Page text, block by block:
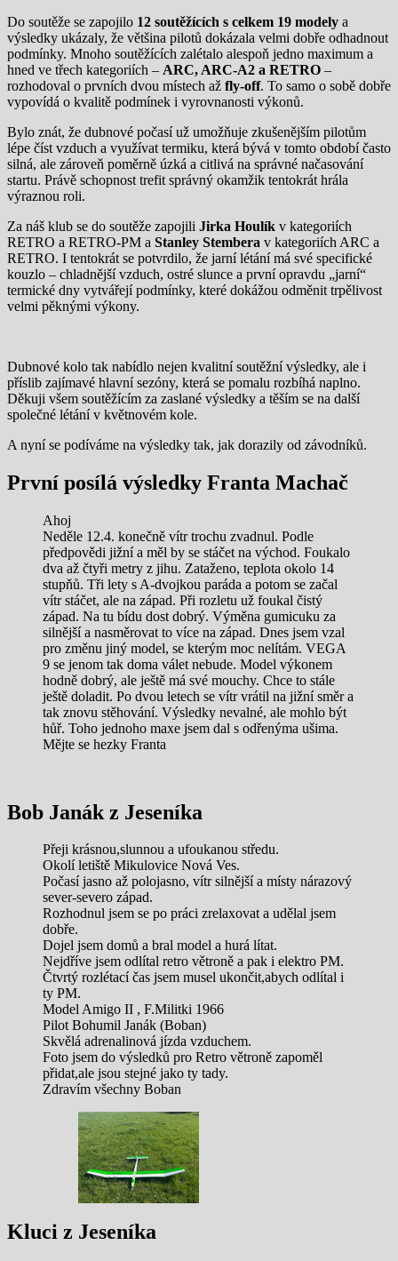
Do soutěže se zapojilo 12 soutěžících s celkem 19 modely a
výsledky ukázaly, že většina pilotů dokázala velmi dobře odhadnout
podmínky. Mnoho soutěžících zalétalo alespoň jedno maximum a
hned ve třech kategoriích – ARC, ARC-A2 a RETRO –
rozhodoval o prvních dvou místech až fly-off. To samo o sobě dobře
vypovídá o kvalitě podmínek i vyrovnanosti výkonů.
Bylo znát, že dubnové počasí už umožňuje zkušenějším pilotům
lépe číst vzduch a využívat termiku, která bývá v tomto období často
silná, ale zároveň poměrně úzká a citlivá na správné načasování
startu. Právě schopnost trefit správný okamžik tentokrát hrála
výraznou roli.
Za náš klub se do soutěže zapojili Jirka Houlík v kategoriích
RETRO a RETRO-PM a Stanley Stembera v kategoriích ARC a
RETRO. I tentokrát se potvrdilo, že jarní létání má své specifické
kouzlo – chladnější vzduch, ostré slunce a první opravdu „jarní“
termické dny vytvářejí podmínky, které dokážou odměnit trpělivost
velmi pěknými výkony.
Dubnové kolo tak nabídlo nejen kvalitní soutěžní výsledky, ale i
příslib zajímavé hlavní sezóny, která se pomalu rozbíhá naplno.
Děkuji všem soutěžícím za zaslané výsledky a těším se na další
společné létání v květnovém kole.
A nyní se podíváme na výsledky tak, jak dorazily od závodníků.
První posílá výsledky Franta Machač
Ahoj
Neděle 12.4. konečně vítr trochu zvadnul. Podle
předpovědi jižní a měl by se stáčet na východ. Foukalo
dva až čtyři metry z jihu. Zataženo, teplota okolo 14
stupňů. Tři lety s A-dvojkou paráda a potom se začal
vítr stáčet, ale na západ. Při rozletu už foukal čistý
západ. Na tu bídu dost dobrý. Výměna gumicuku za
silnější a nasměrovat to více na západ. Dnes jsem vzal
pro změnu jiný model, se kterým moc nelítám. VEGA
9 se jenom tak doma válet nebude. Model výkonem
hodně dobrý, ale ještě má své mouchy. Chce to stále
ještě doladit. Po dvou letech se vítr vrátil na jižní směr a
tak znovu stěhování. Výsledky nevalné, ale mohlo být
hůř. Toho jednoho maxe jsem dal s odřenýma ušima.
Mějte se hezky Franta
Bob Janák z Jeseníka
Přeji krásnou,slunnou a ufoukanou středu.
Okolí letiště Mikulovice Nová Ves.
Počasí jasno až polojasno, vítr silnější a místy nárazový
sever-severo západ.
Rozhodnul jsem se po práci zrelaxovat a udělal jsem
dobře.
Dojel jsem domů a bral model a hurá lítat.
Nejdříve jsem odlítal retro větroně a pak i elektro PM.
Čtvrtý rozlétací čas jsem musel ukončit,abych odlítal i
ty PM.
Model Amigo II , F.Militki 1966
Pilot Bohumil Janák (Boban)
Skvělá adrenalinová jízda vzduchem.
Foto jsem do výsledků pro Retro větroně zapoměl
přidat,ale jsou stejné jako ty tady.
Zdravím všechny Boban
Kluci z Jeseníka